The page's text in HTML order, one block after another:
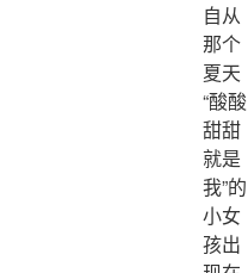
自从
那个
夏天
“酸酸
甜甜
就是
我”的
小女
孩出